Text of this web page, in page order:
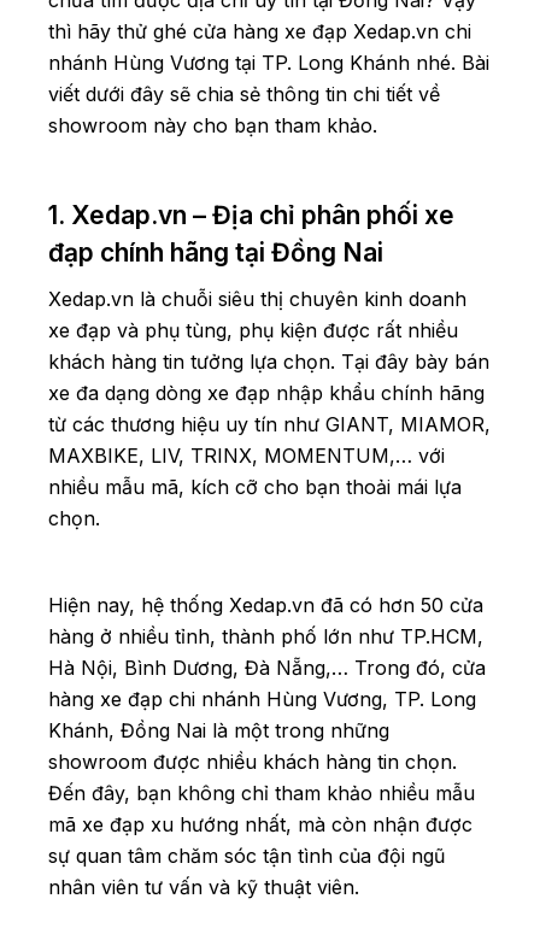
thì hãy thử ghé cửa hàng xe đạp Xedap.vn chi
nhánh Hùng Vương tại TP. Long Khánh nhé. Bài
viết dưới đây sẽ chia sẻ thông tin chi tiết về
showroom này cho bạn tham khảo.
1. Xedap.vn – Địa chỉ phân phối xe
đạp chính hãng tại Đồng Nai
Xedap.vn là chuỗi siêu thị chuyên kinh doanh
xe đạp và phụ tùng, phụ kiện được rất nhiều
khách hàng tin tưởng lựa chọn. Tại đây bày bán
xe đa dạng dòng xe đạp nhập khẩu chính hãng
từ các thương hiệu uy tín như GIANT, MIAMOR,
MAXBIKE, LIV, TRINX, MOMENTUM,… với
nhiều mẫu mã, kích cỡ cho bạn thoải mái lựa
chọn.
Hiện nay, hệ thống Xedap.vn đã có hơn 50 cửa
hàng ở nhiều tỉnh, thành phố lớn như TP.HCM,
Hà Nội, Bình Dương, Đà Nẵng,… Trong đó, cửa
hàng xe đạp chi nhánh Hùng Vương, TP. Long
Khánh, Đồng Nai là một trong những
showroom được nhiều khách hàng tin chọn.
Đến đây, bạn không chỉ tham khảo nhiều mẫu
mã xe đạp xu hướng nhất, mà còn nhận được
sự quan tâm chăm sóc tận tình của đội ngũ
nhân viên tư vấn và kỹ thuật viên.